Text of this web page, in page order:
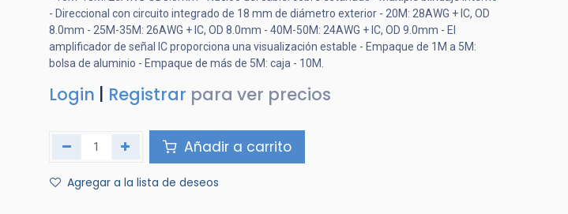
- Direccional con circuito integrado de 18 mm de diámetro exterior - 20M: 28AWG + IC, OD
8.0mm - 25M-35M: 26AWG + IC, OD 8.0mm - 40M-50M: 24AWG + IC, OD 9.0mm - El
amplificador de señal IC proporciona una visualización estable - Empaque de 1M a 5M:
bolsa de aluminio - Empaque de más de 5M: caja - 10M.
Login Registrar para ver precios
Añadir a carrito
Agregar a la lista de deseos